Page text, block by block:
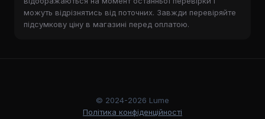
можуть відрізнятись від поточних. Завжди перевіряйте
підсумкову ціну в магазині перед оплатою.
© 2024-2026 Lume
Політика конфіденційності